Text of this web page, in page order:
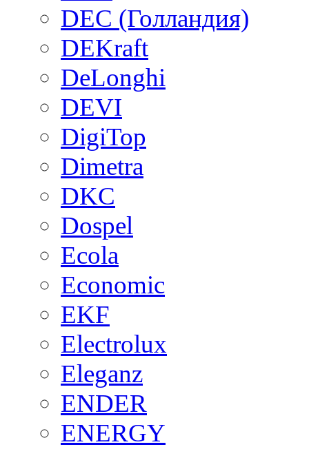
DEC (Голландия)
DEKraft
DeLonghi
DEVI
DigiTop
Dimetra
DKC
Dospel
Ecola
Economic
EKF
Electrolux
Eleganz
ENDER
ENERGY